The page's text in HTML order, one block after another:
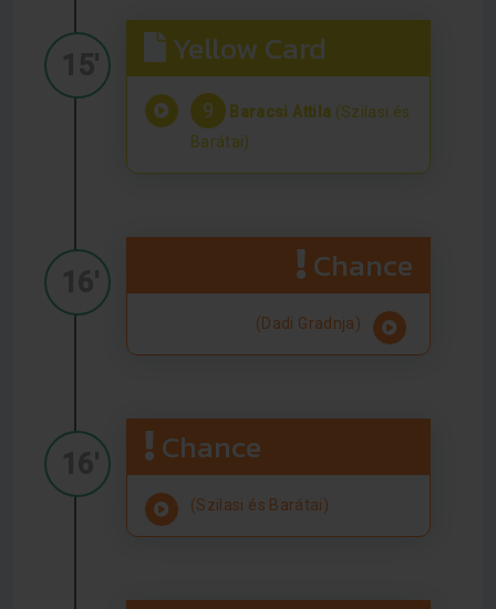
Yellow Card
9 Baracsi Attila (Szilasi és
Barátai)
Chance
(Dadi Gradnja)
Chance
(Szilasi és Barátai)